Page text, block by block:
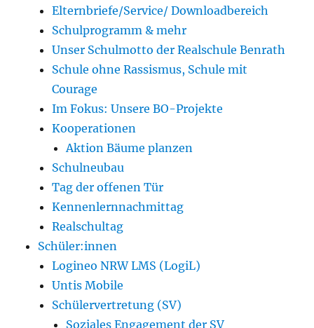
Elternbriefe/Service/ Downloadbereich
Schulprogramm & mehr
Unser Schulmotto der Realschule Benrath
Schule ohne Rassismus, Schule mit
Courage
Im Fokus: Unsere BO-Projekte
Kooperationen
Aktion Bäume planzen
Schulneubau
Tag der offenen Tür
Kennenlernnachmittag
Realschultag
Schüler:innen
Logineo NRW LMS (LogiL)
Untis Mobile
Schülervertretung (SV)
Soziales Engagement der SV